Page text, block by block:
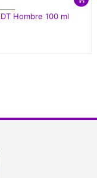
Hombre 100 ml